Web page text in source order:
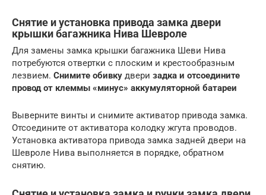
Снятие и установка привода замка двери
крышки багажника Нива Шевроле
Для замены замка крышки багажника Шеви Нива
потребуются отвертки с плоским и крестообразным
лезвием. Снимите обивку двери задка и отсоедините
провод от клеммы «минус» аккумуляторной батареи
Выверните винты и снимите активатор привода замка.
Отсоедините от активатора колодку жгута проводов.
Установка активатора привода замка задней двери на
Шевроле Нива выполняется в порядке, обратном
снятию.